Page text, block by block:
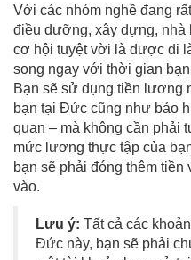
Với các nhóm nghề đang
điều dưỡng, xây dựng,
cơ hội tuyệt vời là được đi
song ngay với thời gian
Bạn sẽ sử dụng tiền lương
bạn tại Đức cũng như bảo
quan – mà không cần phải
mức lương thực tập của
bạn sẽ phải đóng thêm tiền
vào.
Lưu ý: Tất cả các
Đức này, bạn sẽ phải